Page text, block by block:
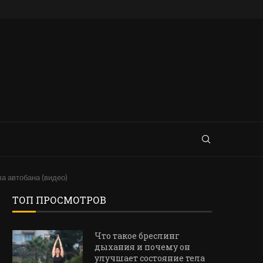
автобана (видео)
ТОП ПРОСМОТРОВ
Что такое бреслинг
дыхания и почему он
улучшает состояние тела